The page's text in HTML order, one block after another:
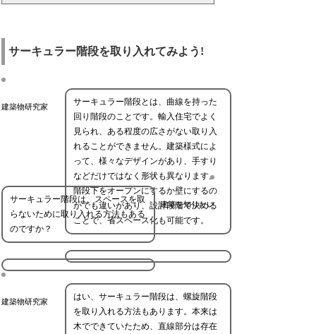
サーキュラー階段を取り入れてみよう!
建築物研究家
サーキュラー階段とは、曲線を持った
回り階段のことです。輸入住宅でよく
見られ、ある程度の広さがない取り入
れることができません。建築様式によ
って、様々なデザインがあり、手すり
などだけではなく形状も異なります。
階段下をオープンにするか壁にするの
かでも違いがあり、設計段階で決める
ことで、省スペース化も可能です。
建築を知りたい
サーキュラー階段は、スペースを取
らないために取り入れる方法もある
のですか？
建築物研究家
はい、サーキュラー階段は、螺旋階段
を取り入れる方法もあります。本来は
木でできていたため、直線部分は存在